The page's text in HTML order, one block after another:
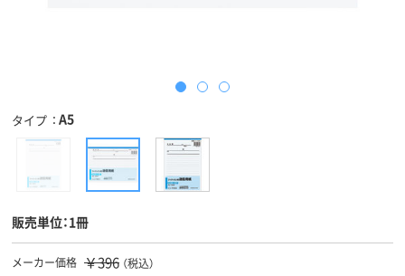
タイプ A5
販売単位：1冊
メーカー価格 ￥396 （税込）